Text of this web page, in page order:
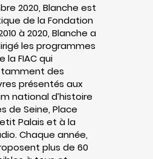
2020, Blanche est
de la Fondation
à 2020, Blanche a
les programmes
la FIAC qui
des
présentés aux
national d’histoire
de Seine, Place
Palais et à la
Chaque année,
plus de 60